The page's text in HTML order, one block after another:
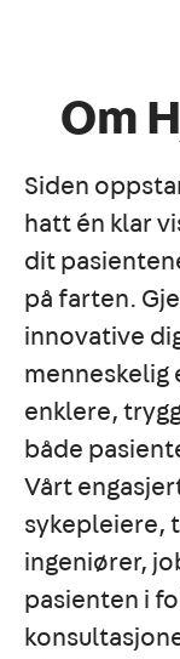
Om
Siden
hatt én klar
dit
på farten.
innovative
menneskelig
enklere,
både
Vårt
sykepleiere,
ingeniører,
pasienten i